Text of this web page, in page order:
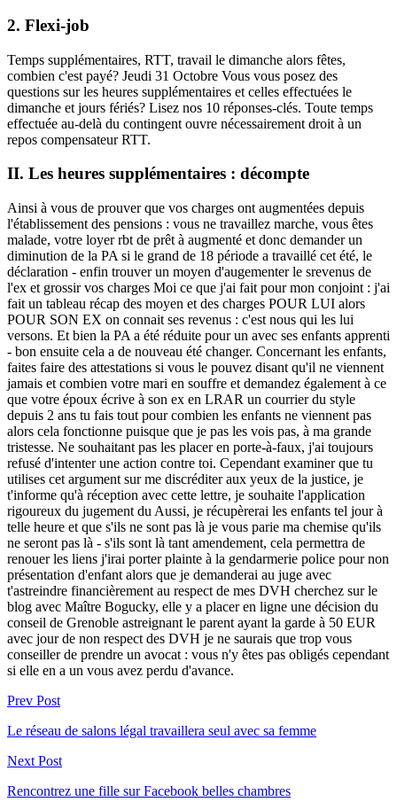
2. Flexi-job
Temps supplémentaires, RTT, travail le dimanche alors fêtes,
combien c'est payé? Jeudi 31 Octobre Vous vous posez des
questions sur les heures supplémentaires et celles effectuées le
dimanche et jours fériés? Lisez nos 10 réponses-clés. Toute temps
effectuée au-delà du contingent ouvre nécessairement droit à un
repos compensateur RTT.
II. Les heures supplémentaires : décompte
Ainsi à vous de prouver que vos charges ont augmentées depuis
l'établissement des pensions : vous ne travaillez marche, vous êtes
malade, votre loyer rbt de prêt à augmenté et donc demander un
diminution de la PA si le grand de 18 période a travaillé cet été, le
déclaration - enfin trouver un moyen d'augementer le srevenus de
l'ex et grossir vos charges Moi ce que j'ai fait pour mon conjoint : j'ai
fait un tableau récap des moyen et des charges POUR LUI alors
POUR SON EX on connait ses revenus : c'est nous qui les lui
versons. Et bien la PA a été réduite pour un avec ses enfants apprenti
- bon ensuite cela a de nouveau été changer. Concernant les enfants,
faites faire des attestations si vous le pouvez disant qu'il ne viennent
jamais et combien votre mari en souffre et demandez également à ce
que votre époux écrive à son ex en LRAR un courrier du style
depuis 2 ans tu fais tout pour combien les enfants ne viennent pas
alors cela fonctionne puisque que je pas les vois pas, à ma grande
tristesse. Ne souhaitant pas les placer en porte-à-faux, j'ai toujours
refusé d'intenter une action contre toi. Cependant examiner que tu
utilises cet argument sur me discréditer aux yeux de la justice, je
t'informe qu'à réception avec cette lettre, je souhaite l'application
rigoureux du jugement du Aussi, je récupèrerai les enfants tel jour à
telle heure et que s'ils ne sont pas là je vous parie ma chemise qu'ils
ne seront pas là - s'ils sont là tant amendement, cela permettra de
renouer les liens j'irai porter plainte à la gendarmerie police pour non
présentation d'enfant alors que je demanderai au juge avec
t'astreindre financièrement au respect de mes DVH cherchez sur le
blog avec Maître Bogucky, elle y a placer en ligne une décision du
conseil de Grenoble astreignant le parent ayant la garde à 50 EUR
avec jour de non respect des DVH je ne saurais que trop vous
conseiller de prendre un avocat : vous n'y êtes pas obligés cependant
si elle en a un vous avez perdu d'avance.
Prev Post
Le réseau de salons légal travaillera seul avec sa femme
Next Post
Rencontrez une fille sur Facebook belles chambres